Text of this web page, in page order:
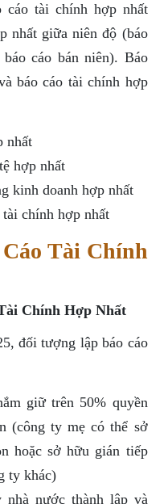
cáo tài chính hợp nhất
nhất giữa niên độ (báo
cáo bán niên). Báo
báo cáo tài chính hợp
nhất
hợp nhất
kinh doanh hợp nhất
chính hợp nhất
Tài Chính
Chính Hợp Nhất
đối tượng lập báo cáo
giữ trên 50% quyền
(công ty mẹ có thể sở
hoặc sở hữu gián tiếp
ty khác)
nước thành lập và